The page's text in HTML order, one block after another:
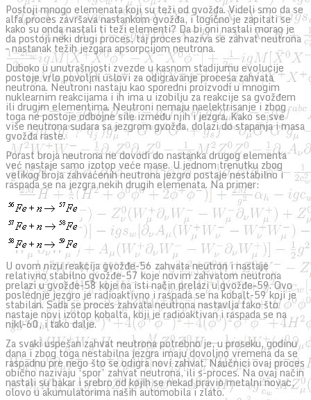
Postoji mnogo elemenata koji su teži od gvožđa. Videli smo da se
alfa proces završava nastankom gvožđa, i logično je zapitati se
kako su onda nastali ti teži elementi? Da bi oni nastali morao je
da postoji neki drugi proces, taj proces naziva se zahvat neutrona
– nastanak težih jezgara apsorpcijom neutrona.
Duboko u unutrašnjosti zvezde u kasnom stadijumu evolucije
postoje vrlo povoljni uslovi za odigravanje procesa zahvata
neutrona. Neutroni nastaju kao sporedni proizvodi u mnogim
nuklearnim reakcijama i ih ima u izobilju za reakcije sa gvožđem
ili drugim elementima. Neutroni nemaju naelektrisanje i zbog
toga ne postoje odbojne sile između njih i jezgra. Kako se sve
više neutrona sudara sa jezgrom gvožđa, dolazi do stapanja i masa
gvožđa raste.
Porast broja neutrona ne dovodi do nastanka drugog elementa
već nastaje samo izotop veće mase. U jednom trenutku zbog
velikog broja zahvaćenih neutrona jezgro postaje nestabilno i
raspada se na jezgra nekih drugih elemenata. Na primer:
U ovom nizu reakcija gvožđe-56 zahvata neutron i nastaje
relativno stabilno gvožđe-57 koje novim zahvatom neutrona
prelazi u gvožđe-58 koje na isti način prelazi u gvožđe-59. Ovo
poslednje jezgro je radioaktivno i raspada se na kobalt-59 koji je
stabilan. Sada se proces zahvata neutrona nastavlja tako što
nastaje novi izotop kobalta, koji je radioaktivan i raspada se na
nikl-60, i tako dalje.
Za svaki uspešan zahvat neutrona potrebno je, u proseku, godinu
dana i zbog toga nestabilna jezgra imaju dovoljno vremena da se
raspadnu pre nego što se odigra novi zahvat. Naučnici ovaj proces
obično nazivaju ‘spor’ zahvat neutrona, ili s-proces. Na ovaj način
nastali su bakar i srebro od kojih se nekad pravio metalni novac,
olovo u akumulatorima naših automobila i zlato.